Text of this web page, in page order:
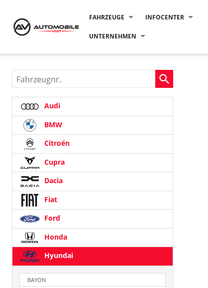
FAHRZEUGE INFOCENTER
UNTERNEHMEN
Fahrzeugnr.
Audi
BMW
Citroën
Cupra
Dacia
Fiat
Ford
Honda
Hyundai
BAYON